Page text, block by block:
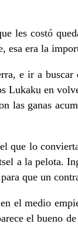
les costó
era la
e ir a
en
las ganas
lo
a la pelota.
que un
el medio
el bueno